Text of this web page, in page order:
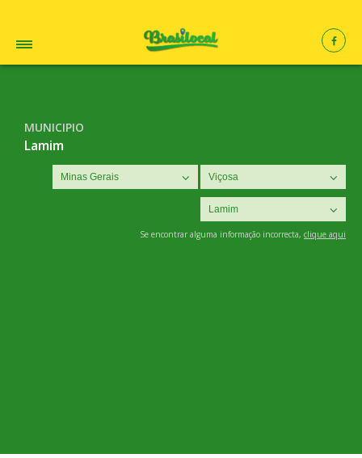
MUNICIPIO
Lamim
Se encontrar alguma informação incorrecta, clique aqui